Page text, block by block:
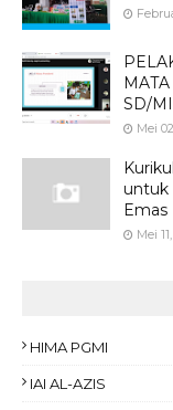
SD/MI
Mei
untuk
Emas
Mei
HIMA PGMI
IAI AL-AZIS